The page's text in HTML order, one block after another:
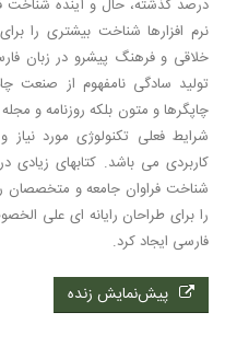
درصد گذشته، حال و آینده شناخت
نرم افزارها شناخت بیشتری را
خلاقی و فرهنگ پیشرو در زبان
تولید سادگی نامفهوم از صنعت
چاپگرها و متون بلکه روزنامه و
شرایط فعلی تکنولوژی مورد نیاز
کاربردی می باشد. کتابهای
شناخت فراوان جامعه و متخصصان
را برای طراحان رایانه ای علی
فارسی ایجاد کرد.
پیش‌نمایش زنده